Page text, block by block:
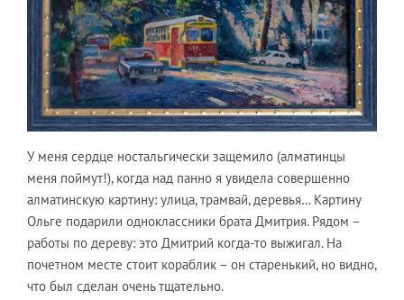
У меня сердце ностальгически защемило (алматинцы
меня поймут!), когда над панно я увидела совершенно
алматинскую картину: улица, трамвай, деревья… Картину
Ольге подарили одноклассники брата Дмитрия. Рядом –
работы по дереву: это Дмитрий когда-то выжигал. На
почетном месте стоит кораблик – он старенький, но видно,
что был сделан очень тщательно.